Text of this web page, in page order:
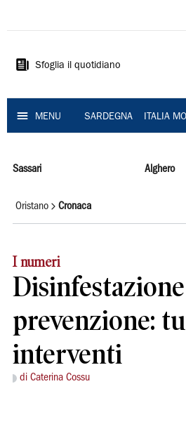
Sardegna
Sfoglia il quotidiano
MENU SARDEGNA ITALIA
Sassari Alghero
Oristano Cronaca
I numeri
prevenzione:
interventi
di Caterina Cossu